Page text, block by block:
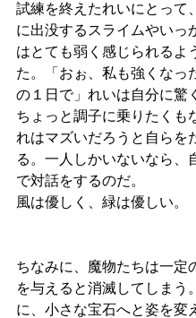
試練を終えたれいにとって
に出没するスライムやいっ
はとても弱く感じられるよ
た。「おぉ、私も強くなっ
の１日で」れいは自分に驚
ちょっと調子に乗りたくも
れはマズいだろうと自らを
る。一人しかいないなら、
で対話をするのだ。
風は優しく、緑は優しい。
ちなみに、魔物たちは一定
を与えると消滅してしまう
に、小さな宝石へと姿を変